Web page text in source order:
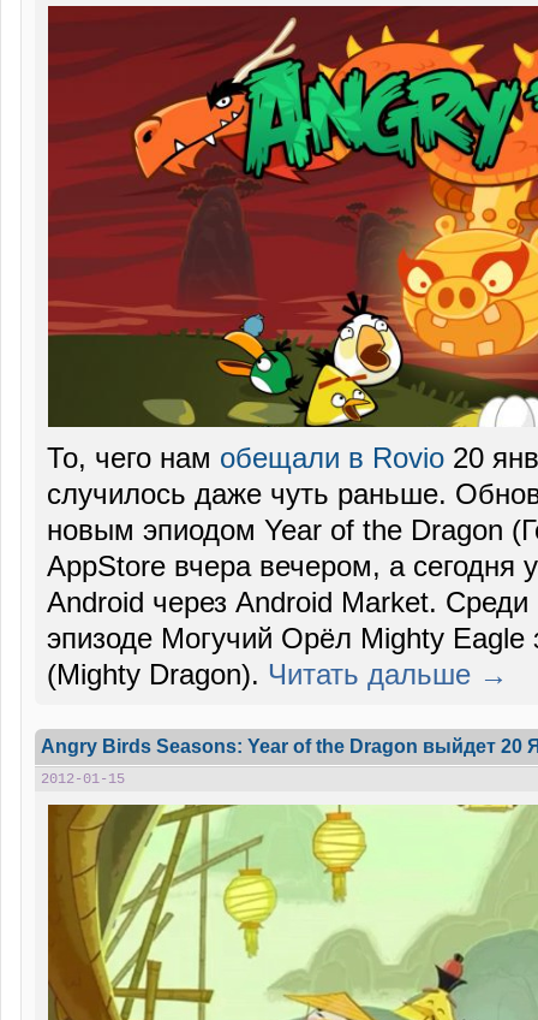
То, чего нам обещали в Rovio20
случилось даже чуть раньше.
новым эпиодом Year of the Dragon
AppStore вчера вечером, а сегодня
Android через Android Market.
эпизоде Могучий Орёл Mighty
(Mighty Dragon). Читать дальше →
Angry Birds Seasons: Year of the Dragon выйдет 20
2012-01-15